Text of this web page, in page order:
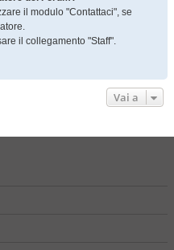
il modulo "Contattaci", se
il collegamento "Staff".
Vai a